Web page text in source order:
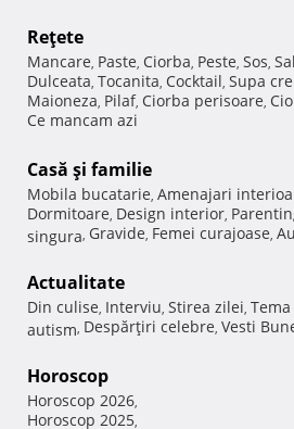
Reţete
Mancare, Paste, Ciorba, Peste, Sos,
Dulceata, Tocanita, Cocktail, Supa
Maioneza, Pilaf, Ciorba perisoare,
Ce mancam azi
Casă şi familie
Mobila bucatarie, Amenajari
Dormitoare, Design interior,
singura, Gravide, Femei curajoase,
Actualitate
Din culise, Interviu, Stirea zilei,
autism, Despărţiri celebre, Vesti
Horoscop
Horoscop 2026,
Horoscop 2025,